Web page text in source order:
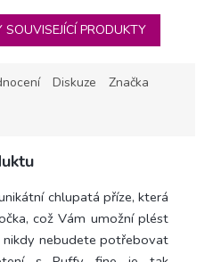
PRODUKTY
Diskuze Značka
chlupatá příze, která
což Vám umožní plést
nikdy nebudete potřebovat